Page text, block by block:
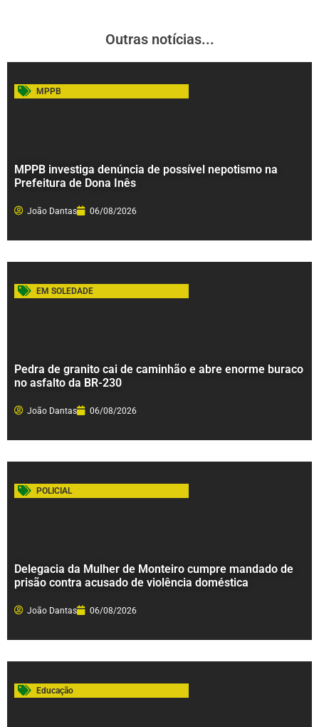
Outras notícias...
MPPB
MPPB investiga denúncia de possível nepotismo na
Prefeitura de Dona Inês
João Dantas 06/08/2026
EM SOLEDADE
Pedra de granito cai de caminhão e abre enorme buraco
no asfalto da BR-230
João Dantas 06/08/2026
POLICIAL
Delegacia da Mulher de Monteiro cumpre mandado de
prisão contra acusado de violência doméstica
João Dantas 06/08/2026
Educação